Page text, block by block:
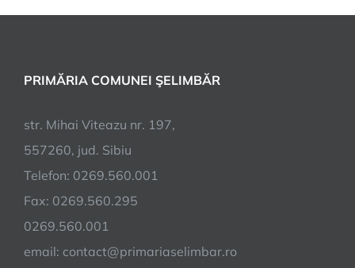
PRIMĂRIA COMUNEI ŞELIMBĂR
str. Mihai Viteazu nr. 197,
557260, jud. Sibiu
Telefon: 0269.560.001
Fax: 0269.560.295
0269.560.001
email: contact@primariaselimbar.ro